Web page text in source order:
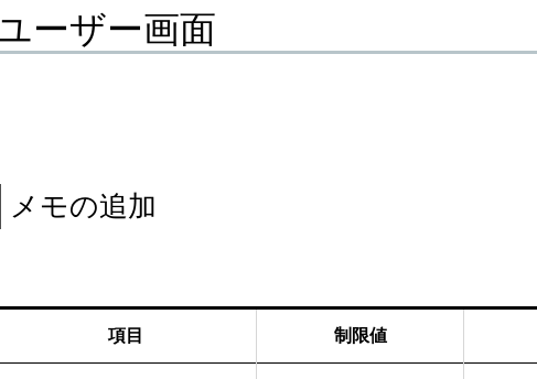
ーザー画面
メモの追加
項目 制限値